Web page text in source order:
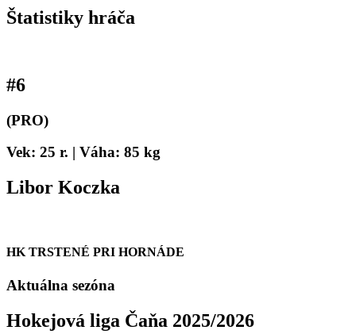
Štatistiky hráča
#6
(PRO)
Vek: 25 r. | Váha: 85 kg
Libor Koczka
HK TRSTENÉ PRI HORNÁDE
Aktuálna sezóna
Hokejová liga Čaňa 2025/2026